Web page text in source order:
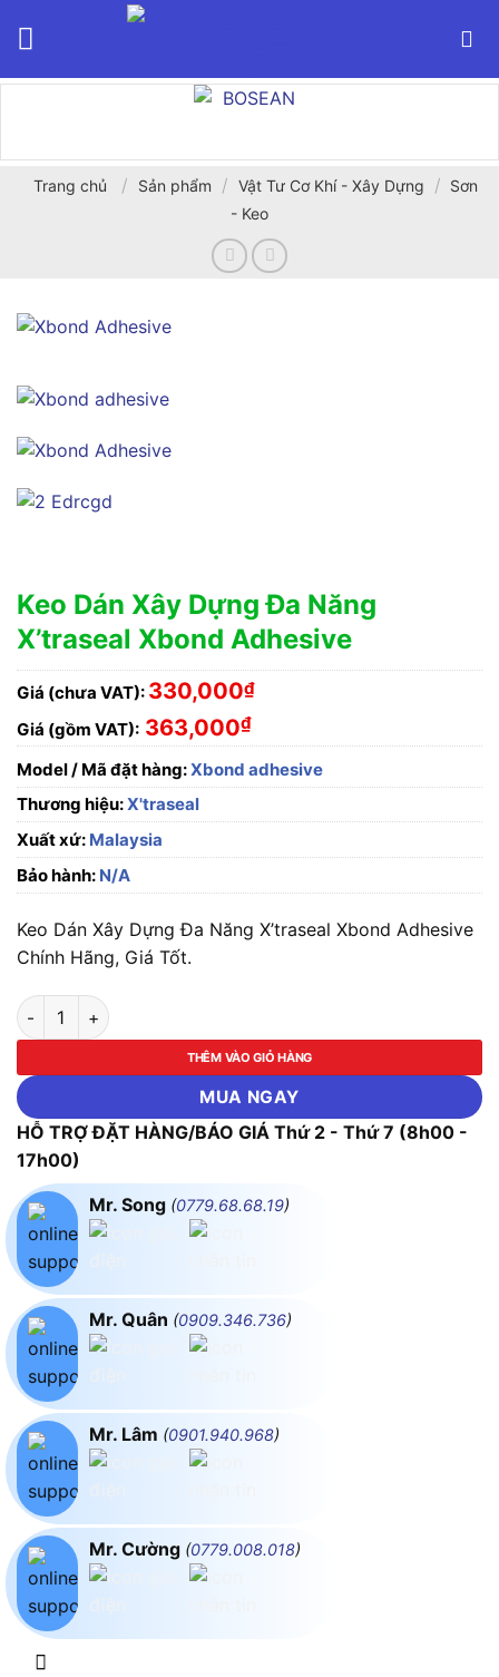
Trang chủ / Sản phẩm / Vật Tư Cơ Khí - Xây Dựng / Sơn
- Keo
Keo Dán Xây Dựng Đa Năng
X’traseal Xbond Adhesive
Giá (chưa VAT): 330,000₫
Giá (gồm VAT): 363,000₫
Model / Mã đặt hàng:Xbond adhesive
Thương hiệu:X'traseal
Xuất xứ: Malaysia
Bảo hành: N/A
Keo Dán Xây Dựng Đa Năng X’traseal Xbond Adhesive
Chính Hãng, Giá Tốt.
Keo Dán Xây Dựng Đa Năng X’traseal Xbond Adhesive số
THÊM VÀO GIỎ HÀNG
MUA NGAY
HỖ TRỢ ĐẶT HÀNG/BÁO GIÁ Thứ 2 - Thứ 7 (8h00 -
17h00)
Mr. Song (0779.68.68.19)
Mr. Quân (0909.346.736)
Mr. Lâm (0901.940.968)
Mr. Cường (0779.008.018)